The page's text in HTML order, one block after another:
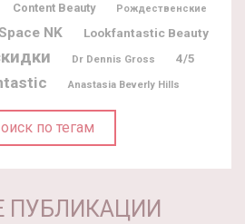
Content Beauty Рождественские
NK
Lookfantastic Beauty
Dr Dennis Gross 4/5
Anastasia Beverly Hills
по тегам
ПУБЛИКАЦИИ